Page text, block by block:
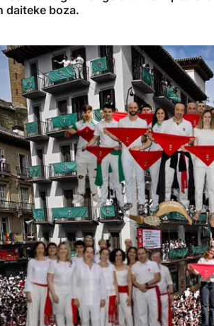
daiteke boza.